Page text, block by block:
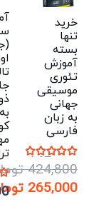
خرید
تنها
بسته
آموزش
تئوری
موسیقی
جهانی
به زبان
فارسی
نمره 4.67 از 5 424,800
قیمت
265,000
به